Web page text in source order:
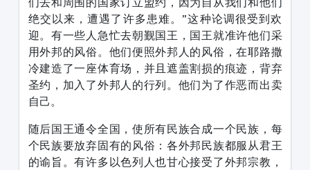
绝交以来，遭遇了许多患难。”这种论调很受到欢
迎。有一些人急忙去朝觐国王，国王就准许他们采
用外邦的风俗。他们便照外邦人的风俗，在耶路撒
冷建造了一座体育场，并且遮盖割损的痕迹，背弃
圣约，加入了外邦人的行列。他们为了作恶而出卖
自己。
随后国王通令全国，使所有民族合成一个民族，每
个民族要放弃固有的风俗：各外邦民族都服从君王
的谕旨。有许多以色列人也甘心接受了外邦宗教，